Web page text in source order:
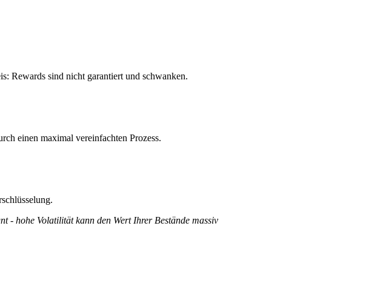
Rewards sind nicht garantiert und schwanken.
einen maximal vereinfachten Prozess.
- hohe Volatilität kann den Wert Ihrer Bestände massiv